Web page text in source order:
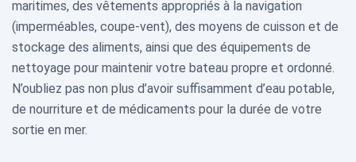
maritimes, des vêtements appropriés à la navigation
(imperméables, coupe-vent), des moyens de cuisson et de
stockage des aliments, ainsi que des équipements de
nettoyage pour maintenir votre bateau propre et ordonné.
N’oubliez pas non plus d’avoir suffisamment d’eau potable,
de nourriture et de médicaments pour la durée de votre
sortie en mer.